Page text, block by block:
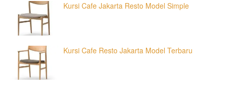
Kursi Cafe Jakarta Resto Model Simple
Kursi Cafe Resto Jakarta Model Terbaru